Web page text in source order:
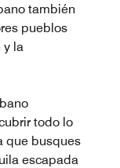
también
pueblos
y la
todo lo
que busques
escapada